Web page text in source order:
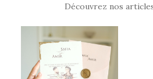
Découvrez nos